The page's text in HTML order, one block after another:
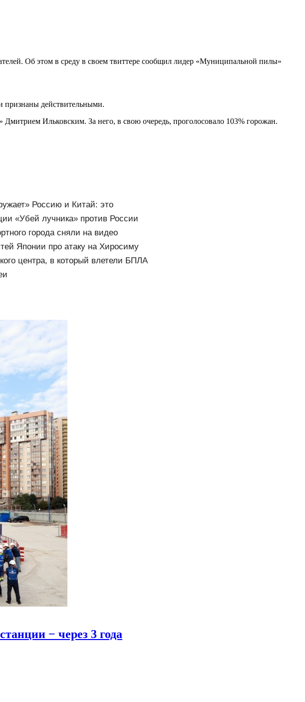
Об этом в среду в своем твиттере сообщил лидер «Муниципальной пилы»
признаны действительными.
Ильковским. За него, в свою очередь, проголосовало 103% горожан.
Россию и Китай: это
«Убей лучника» против России
города сняли на видео
Японии про атаку на Хиросиму
центра, в который влетели БПЛА
− через 3 года